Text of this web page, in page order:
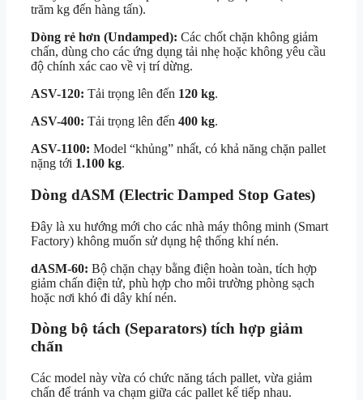
trăm kg đến hàng tấn).
Dòng rẻ hơn (Undamped): Các chốt chặn không giảm
chấn, dùng cho các ứng dụng tải nhẹ hoặc không yêu cầu
độ chính xác cao về vị trí dừng.
ASV-120: Tải trọng lên đến 120 kg.
ASV-400: Tải trọng lên đến 400 kg.
ASV-1100: Model “khủng” nhất, có khả năng chặn pallet
nặng tới 1.100 kg.
Dòng dASM (Electric Damped Stop Gates)
Đây là xu hướng mới cho các nhà máy thông minh (Smart
Factory) không muốn sử dụng hệ thống khí nén.
dASM-60: Bộ chặn chạy bằng điện hoàn toàn, tích hợp
giảm chấn điện tử, phù hợp cho môi trường phòng sạch
hoặc nơi khó đi dây khí nén.
Dòng bộ tách (Separators) tích hợp giảm
chấn
Các model này vừa có chức năng tách pallet, vừa giảm
chấn để tránh va chạm giữa các pallet kế tiếp nhau.